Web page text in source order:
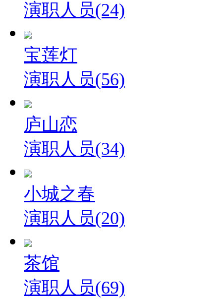
演职人员(24)
宝莲灯
演职人员(56)
庐山恋
演职人员(34)
小城之春
演职人员(20)
茶馆
演职人员(69)